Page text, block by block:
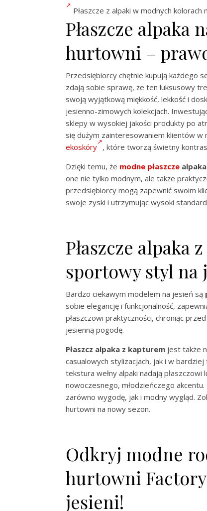
Płaszcze z alpaki w modnych
Płaszcze alpaka
hurtowni –
Przedsiębiorcy chętnie kupują każdego
zdają sobie sprawę, że ten luksusowy
swoją wyjątkową miękkość, lekkość i
jesienno-zimowych kolekcjach.
sklepy w wysokiej jakości produkty po
się dużym zainteresowaniem klientów w
ekoskóry , które tworzą świetny
Dzięki temu, że modne płaszcze
one nie tylko modnym, ale także
przedsiębiorcy mogą zapewnić swoim
swoje zyski i utrzymując wysoki
Płaszcze alpaka
sportowy styl na
Bardzo ciekawym modelem na jesień są
sobie elegancję i funkcjonalność,
płaszczowi praktyczności, chroniąc
jesienną pogodę.
Płaszcz alpaka z kapturem jest także
casualowych stylizacjach, jak i w
tekstura wełny alpaki nadają
nowoczesnego, młodzieńczego
zarówno wygodę, jak i modny wygląd.
hurtowni na nowy sezon.
Odkryj modne
hurtowni
jesieni!